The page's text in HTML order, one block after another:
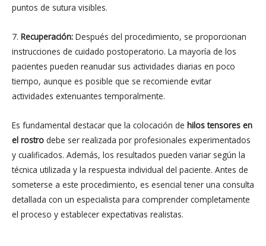
puntos de sutura visibles.
7. Recuperación: Después del procedimiento, se proporcionan
instrucciones de cuidado postoperatorio. La mayoría de los
pacientes pueden reanudar sus actividades diarias en poco
tiempo, aunque es posible que se recomiende evitar
actividades extenuantes temporalmente.
Es fundamental destacar que la colocación de hilos tensores en
el rostro debe ser realizada por profesionales experimentados
y cualificados. Además, los resultados pueden variar según la
técnica utilizada y la respuesta individual del paciente. Antes de
someterse a este procedimiento, es esencial tener una consulta
detallada con un especialista para comprender completamente
el proceso y establecer expectativas realistas.